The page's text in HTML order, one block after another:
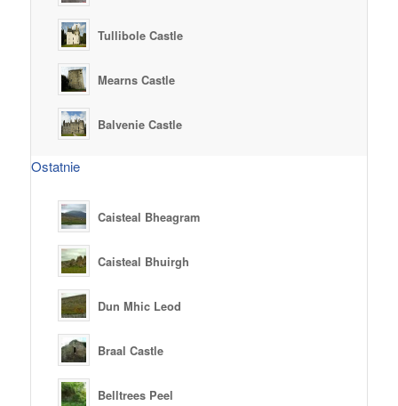
Tullibole Castle
Mearns Castle
Balvenie Castle
Ostatnie
Caisteal Bheagram
Caisteal Bhuirgh
Dun Mhic Leod
Braal Castle
Belltrees Peel